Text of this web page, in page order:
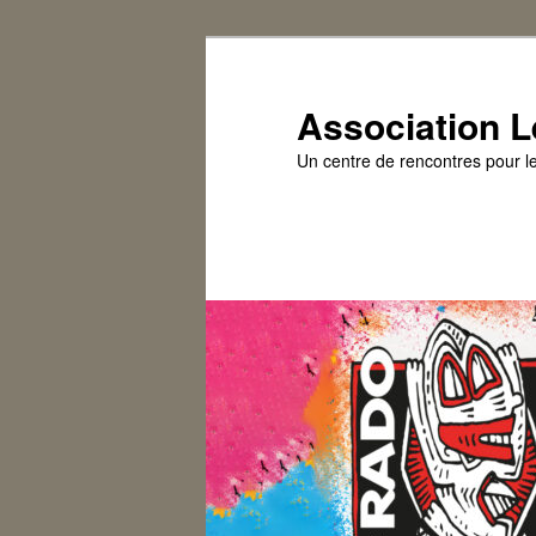
Association
Un centre de rencontres pour